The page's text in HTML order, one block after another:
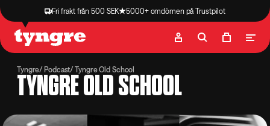
Fri frakt från 500 SEK 5000+ omdömen på Trustpilot
Butik Recept
Tyngre Podcast Tyngre Old School
TYNGRE OLD SCHOOL